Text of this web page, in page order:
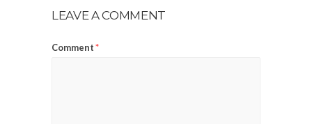
LEAVE A COMMENT
Comment*